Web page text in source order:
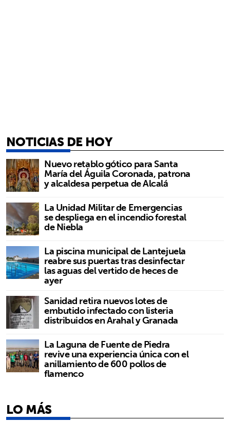
NOTICIAS DE HOY
Nuevo retablo gótico para Santa
María del Águila Coronada, patrona
y alcaldesa perpetua de Alcalá
La Unidad Militar de Emergencias
se despliega en el incendio forestal
de Niebla
La piscina municipal de Lantejuela
reabre sus puertas tras desinfectar
las aguas del vertido de heces de
ayer
Sanidad retira nuevos lotes de
embutido infectado con listeria
distribuidos en Arahal y Granada
La Laguna de Fuente de Piedra
revive una experiencia única con el
anillamiento de 600 pollos de
flamenco
LO MÁS